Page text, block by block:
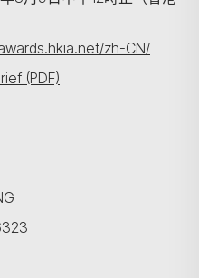
zh-CN/
(PDF)